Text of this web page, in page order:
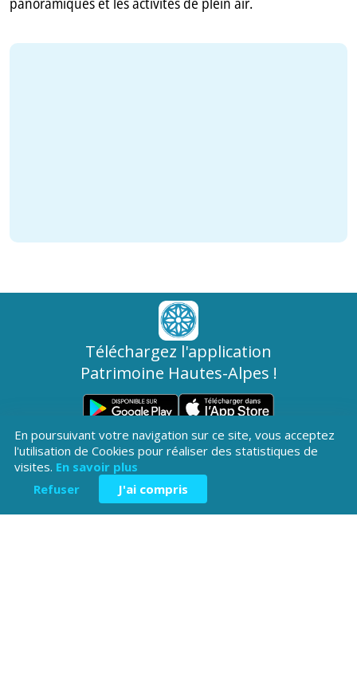
Téléchargez l'application
Patrimoine Hautes-Alpes !
Hôtel du Département
En poursuivant votre navigation sur ce site, vous acceptez
l'utilisation de Cookies pour réaliser des statistiques de
visites. En savoir plus
Refuser
J'ai compris